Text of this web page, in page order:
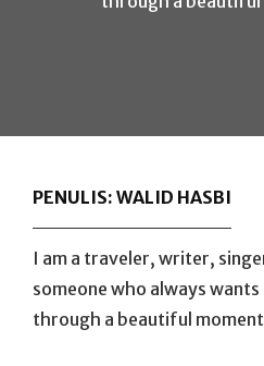
PENULIS: WALID HASBI
I am a traveler, writer,
someone who always
through a beautiful